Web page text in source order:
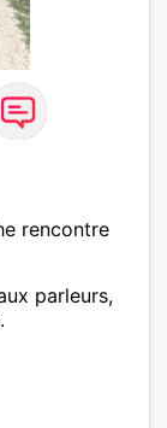
rencontre
parleurs,